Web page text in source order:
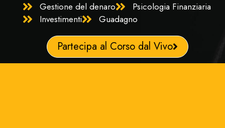
Gestione del denaro
Psicologia Finanziaria
Investimenti
Guadagno
Partecipa al Corso dal Vivo